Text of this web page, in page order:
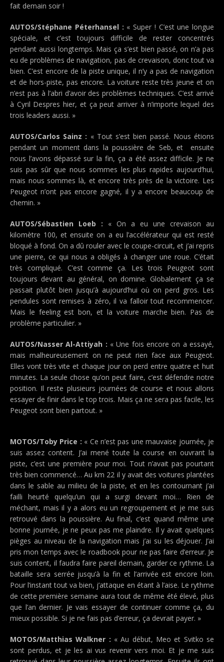
fait demain soir !
AUTOS/Stéphane Péterhansel : « Super ! C’est une longue
spéciale, et c’est toujours difficile de rester concentrés
pendant aussi longtemps. Mais ça s’est bien passé, on n’a pas
eu de problèmes de navigation, pas de crevaison, donc tout va
bien. C’est encore de la piste unique, il n’y a pas de navigation
et de hors-piste, pas encore. La voiture reste très jeune et on
n’est pas à l’abri d’avoir des problèmes techniques. C’est arrivé
à Cyril Despres hier, et ça peut arriver à n’importe lequel des
trois leaders aussi. »
AUTOS/Carlos Sainz : « Tout s’est bien passé. Nous étions
pendant un moment dans la poussière de Seb, et ensuite
nous l’avons dépassé sur la fin, ça a été assez difficile. Je ne
suis pas sûr que nous sommes les plus rapides aujourd’hui,
mais nous sommes là, et encore très près de la victoire. Les
Peugeot n’ont pas encore gagné, il y a encore beaucoup de
chemin. »
AUTOS/Sébastien Loeb : « On a eu une crevaison au
kilomètre 100, et ensuite on a eu l’accélérateur qui est resté
bloqué à fond. On a dû rouler avec le coupe-circuit, et j’ai repris
une pierre, ce qui nous a obligés à changer une roue. C’était
très compliqué. C’est comme ça. Les trois Peugeot sont
toujours devant au général, on domine. Globalement ça se
passait plutôt bien jusqu’à aujourd’hui où on perd gros. Les
pendules sont remises à zéro, il va falloir tout recommencer.
Mais le feeling est bon, et la voiture marche bien. Pas de
problème particulier. »
AUTOS/Nasser Al-Attiyah : « Une fois encore on a essayé,
mais malheureusement on ne peut rien face aux Peugeot.
Elles vont très vite et chaque jour on perd entre quatre et huit
minutes. La seule chose qu’on peut faire, c’est défendre notre
position. Il reste plusieurs journées de course et nous allons
essayer de finir dans le top trois. Mais ça ne sera pas facile, les
Peugeot sont bien partout. »
MOTOS/Toby Price : « Ce n’est pas une mauvaise journée, je
suis assez content. J’ai mené toute la course en ouvrant la
piste, c’est une première pour moi. Tout n’avait pas pourtant
très bien commencé… Au km 22 il y avait des voitures plantées
dans le sable au milieu de la piste, et en les contournant j’ai
failli heurté quelqu’un qui a surgi devant moi… Rien de
méchant, mais il y a alors eu un regroupement et je me suis
retrouvé dans la poussière. Au final, c’est quand même une
bonne journée, je ne peux pas me plaindre. Il y avait quelques
pièges au niveau de la navigation mais j’ai su les déjouer. J’ai
pris mon temps avec le roadbook pour ne pas faire d’erreur. Je
suis content, il faudra faire pareil demain, garder ce rythme. La
bataille sera serrée jusqu’à la fin et l’arrivée est encore loin.
Pour l’instant tout va bien, j’attaque en étant à l’aise. Le rythme
de cette première semaine aura tout de même été élevé, plus
que l’an dernier. Je vais essayer de continuer comme ça, du
mieux possible. Si je ne fais pas d’erreur, ça devrait payer. »
MOTOS/Matthias Walkner : « Au début, Meo et Svitko se
sont perdus, et je les ai vus revenir vers moi. Et je me suis